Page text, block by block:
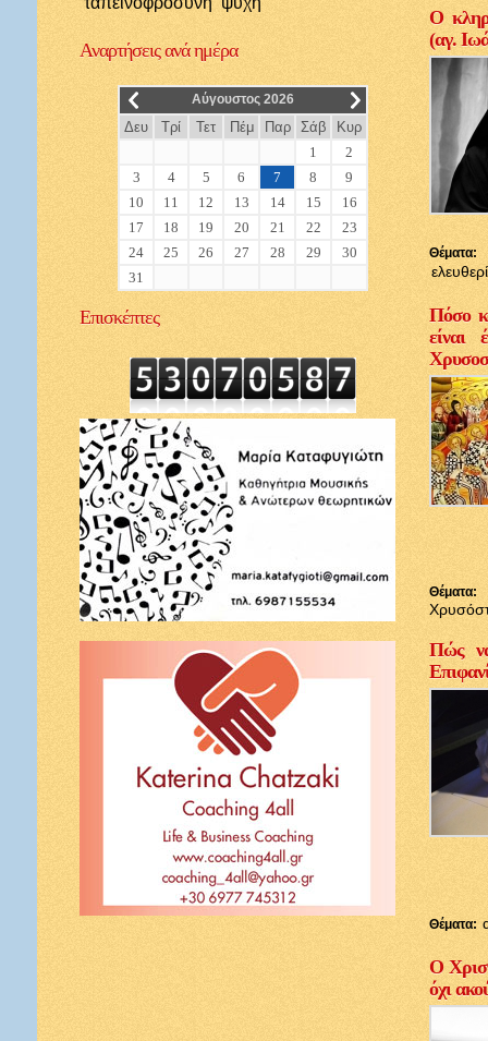
Αναρτήσειςανά ημέρα
__ Αύγουστος 2026 __
Δευ Τρί Τετ Πέμ Παρ Σάβ
Κυρ
1
2
3
4 5 6 7 8
9
10
11 12 13 14 15
16
17
18 19 20 21 22
23
24
25 26 27 28 29
30
31
Επισκέπτες
Ο
(αγ.
Θέματα:
Πόσο
είναι
Θέματα:
Πώς να
Θέματα:
Ο
όχι